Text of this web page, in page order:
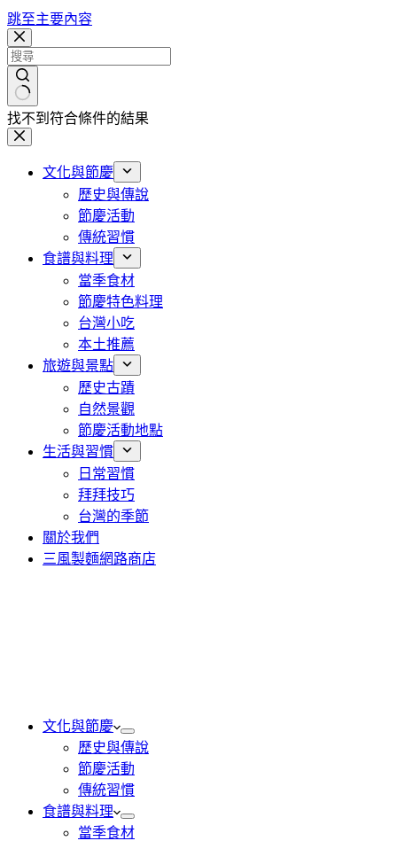
跳至主要內容
找不到符合條件的結果
文化與節慶
歷史與傳說
節慶活動
傳統習慣
食譜與料理
當季食材
節慶特色料理
台灣小吃
本土推薦
旅遊與景點
歷史古蹟
自然景觀
節慶活動地點
生活與習慣
日常習慣
拜拜技巧
台灣的季節
關於我們
三風製麵網路商店
文化與節慶
歷史與傳說
節慶活動
傳統習慣
食譜與料理
當季食材